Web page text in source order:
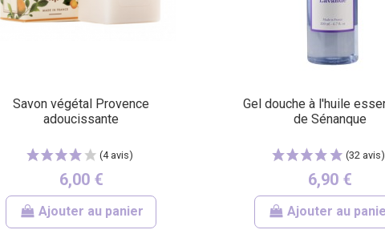
Savon végétal Provence
adoucissante
6,00 €
Ajouter au panier
Gel douche à l'huile
de Sénanque
6,90 €
Ajouter au